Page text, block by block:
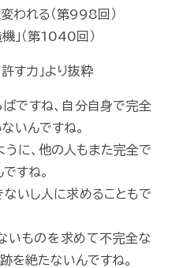
われる（第998回）
」（第1040回）
す力」より抜粋
ですね、自分自身で完全
いんですね。
に、他の人もまた完全で
すね。
いし人に求めることもで
いものを求めて不完全な
を絶たないんですね。